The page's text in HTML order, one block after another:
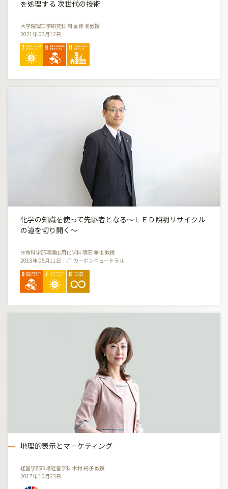
を処理する 次世代の技術
大学院理工学研究科 周 金佳 准教授
2021年 03月12日
化学の知識を使って先駆者となる〜ＬＥＤ照明リサイクル
の道を切り開く〜
生命科学部環境応用化学科 明石 孝也 教授
2018年 05月11日
カーボンニュートラル
地理的表示とマーケティング
経営学部市場経営学科 木村 純子 教授
2017年 10月23日